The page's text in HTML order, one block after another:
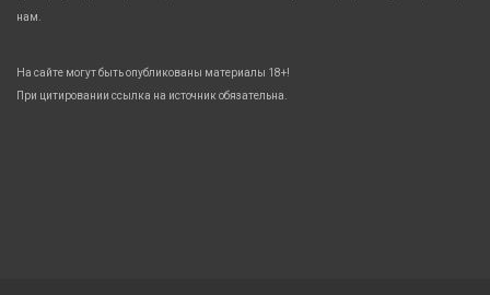
нам.
На сайте могут быть опубликованы материалы 18+!
При цитировании ссылка на источник обязательна.